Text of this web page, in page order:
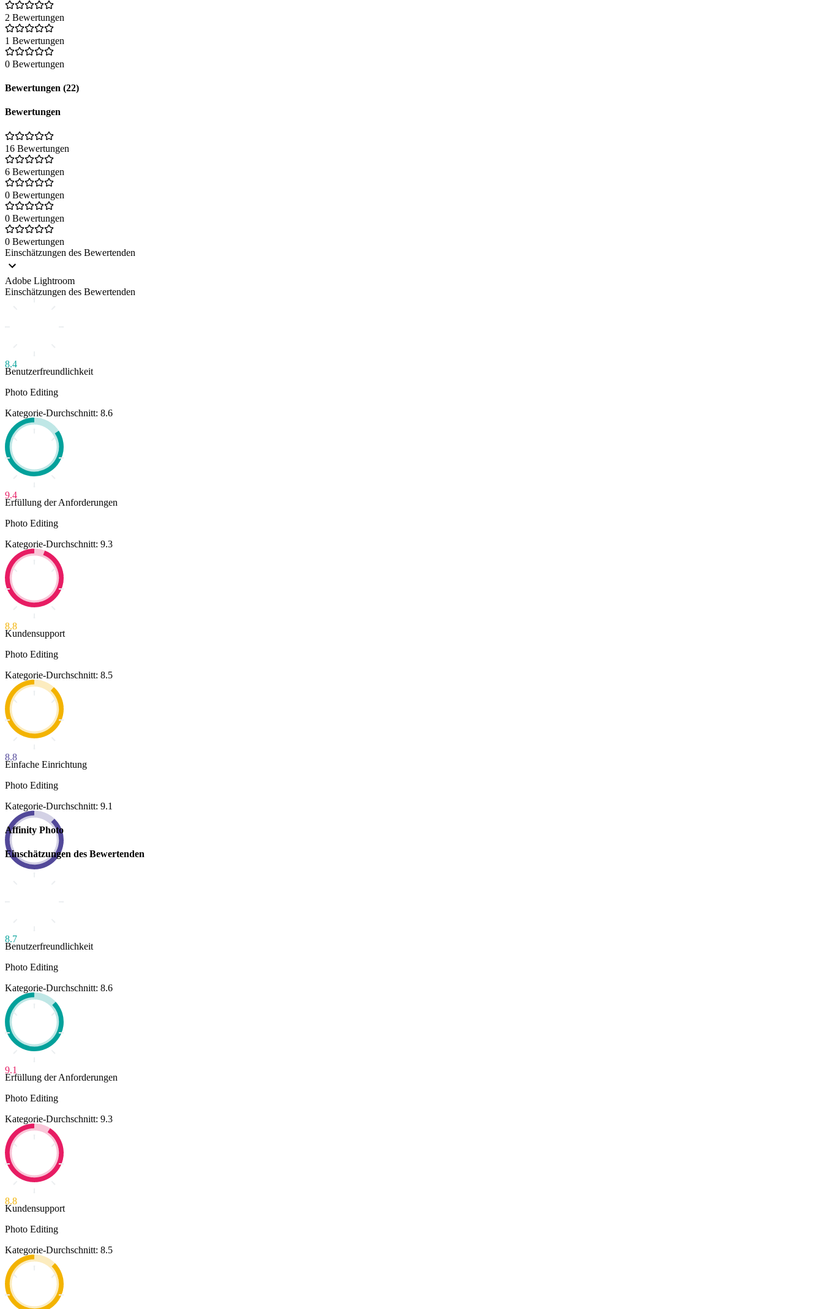
2 Bewertungen
1 Bewertungen
0 Bewertungen
Bewertungen (22)
Bewertungen
16 Bewertungen
6 Bewertungen
0 Bewertungen
0 Bewertungen
0 Bewertungen
Einschätzungen des Bewertenden
Adobe Lightroom
Einschätzungen des Bewertenden
8.4
Benutzerfreundlichkeit
Photo Editing
Kategorie-Durchschnitt: 8.6
9.4
Erfüllung der Anforderungen
Photo Editing
Kategorie-Durchschnitt: 9.3
8.8
Kundensupport
Photo Editing
Kategorie-Durchschnitt: 8.5
8.8
Einfache Einrichtung
Photo Editing
Kategorie-Durchschnitt: 9.1
Affinity Photo
Einschätzungen des Bewertenden
8.7
Benutzerfreundlichkeit
Photo Editing
Kategorie-Durchschnitt: 8.6
9.1
Erfüllung der Anforderungen
Photo Editing
Kategorie-Durchschnitt: 9.3
8.8
Kundensupport
Photo Editing
Kategorie-Durchschnitt: 8.5